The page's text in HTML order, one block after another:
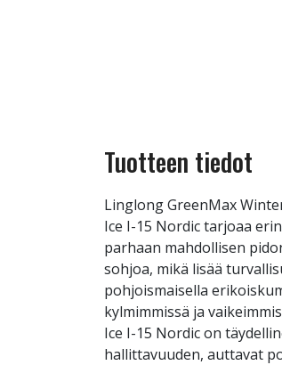
Tuotteen tiedot
Linglong GreenMax
Ice I-15 Nordic tarjoaa
parhaan mahdollisen
sohjoa, mikä lisää
pohjoismaisella
kylmimmissä ja
Ice I-15 Nordic on
hallittavuuden, auttavat